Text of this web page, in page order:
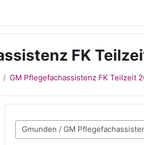
FK
GM Pflegefachassistenz FK Teilzeit
Kursbereiche